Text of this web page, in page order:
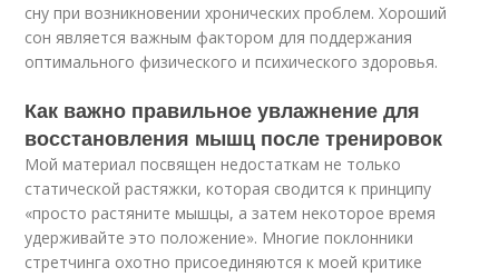
сну при возникновении хронических проблем. Хороший
сон является важным фактором для поддержания
оптимального физического и психического здоровья.
Как важно правильное увлажнение для
восстановления мышц после тренировок
Мой материал посвящен недостаткам не только
статической растяжки, которая сводится к принципу
«просто растяните мышцы, а затем некоторое время
удерживайте это положение». Многие поклонники
стретчинга охотно присоединяются к моей критике